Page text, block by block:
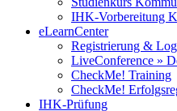
IHK-Vorbereitung
eLearnCenter
Registrierung &
LiveConference »
CheckMe! Training
CheckMe!
IHK-Prüfung